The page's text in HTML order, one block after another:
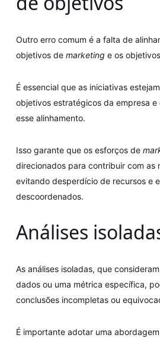
Outro erro comum é a falta de
objetivos de marketing e os
É essencial que as iniciativas
objetivos estratégicos da empresa e
esse alinhamento.
Isso garante que os esforços de
direcionados para contribuir com as
evitando desperdício de recursos e
descoordenados.
Análises
As análises isoladas, que
dados ou uma métrica específica,
conclusões incompletas ou
É importante adotar uma